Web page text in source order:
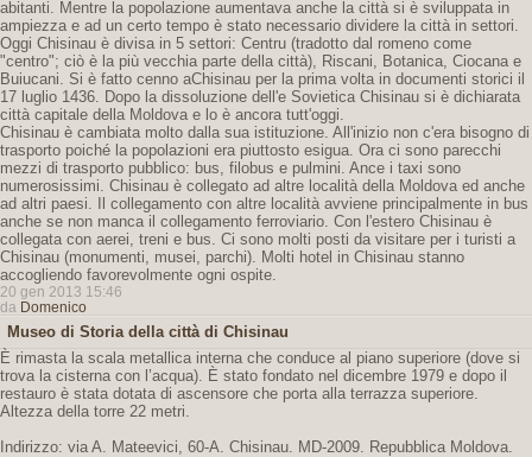
abitanti. Mentre la popolazione aumentava anche la città si è sviluppata in
ampiezza e ad un certo tempo è stato necessario dividere la città in settori.
Oggi Chisinau è divisa in 5 settori: Centru (tradotto dal romeno come
"centro"; ciò è la più vecchia parte della città), Riscani, Botanica, Ciocana e
Buiucani. Si è fatto cenno aChisinau per la prima volta in documenti storici il
17 luglio 1436. Dopo la dissoluzione dell'e Sovietica Chisinau si è dichiarata
città capitale della Moldova e lo è ancora tutt'oggi.
Chisinau è cambiata molto dalla sua istituzione. All'inizio non c'era bisogno di
trasporto poiché la popolazioni era piuttosto esigua. Ora ci sono parecchi
mezzi di trasporto pubblico: bus, filobus e pulmini. Ance i taxi sono
numerosissimi. Chisinau è collegato ad altre località della Moldova ed anche
ad altri paesi. Il collegamento con altre località avviene principalmente in bus
anche se non manca il collegamento ferroviario. Con l'estero Chisinau è
collegata con aerei, treni e bus. Ci sono molti posti da visitare per i turisti a
Chisinau (monumenti, musei, parchi). Molti hotel in Chisinau stanno
accogliendo favorevolmente ogni ospite.
20 gen 2013 15:46
da Domenico
Museo di Storia della città di Chisinau
È rimasta la scala metallica interna che conduce al piano superiore (dove si
trova la cisterna con l’acqua). È stato fondato nel dicembre 1979 e dopo il
restauro è stata dotata di ascensore che porta alla terrazza superiore.
Altezza della torre 22 metri.
Indirizzo: via A. Mateevici, 60-A. Chisinau. MD-2009. Repubblica Moldova.